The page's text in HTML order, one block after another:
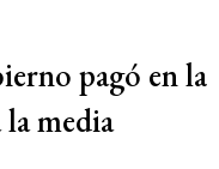
pagó en la
media